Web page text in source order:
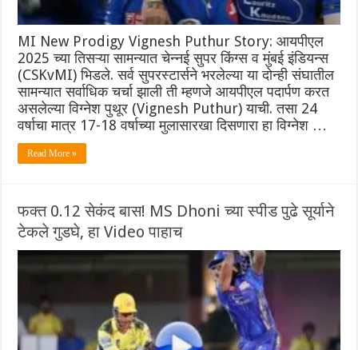
MI New Prodigy Vignesh Puthur Story: आयपीएल
2025 च्या तिसऱ्या सामन्यात चेन्नई सुपर किंग्स व मुंबई इंडियन्स
(CSKvMI) भिडले. सर्व सुपरस्टार्सने भरलेल्या या दोन्ही संघातील
सामन्यात सर्वाधिक चर्चा झाली ती म्हणजे आयपीएल पदार्पण करत
असलेल्या विग्नेश पुथूर (Vignesh Puthur) याची. तसा 24
वर्षाचा मात्र 17-18 वर्षाच्या मुलासारखा दिसणारा हा विग्नेश …
Read More »
फक्त 0.12 सेकंद बास! MS Dhoni च्या स्पीड पुढे सूर्याने
टेकले गुडघे, हा Video पाहाच